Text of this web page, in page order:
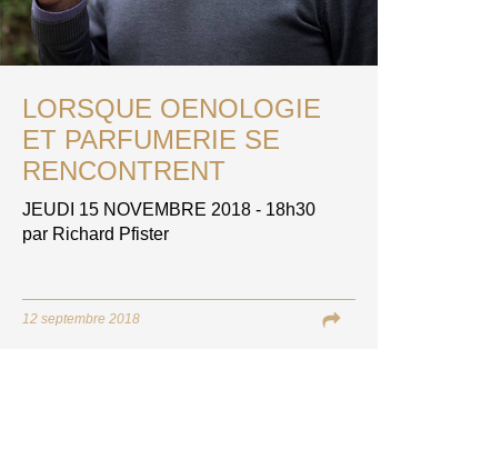
LORSQUE OENOLOGIE
ET PARFUMERIE SE
RENCONTRENT
JEUDI 15 NOVEMBRE 2018 - 18h30
par Richard Pfister
12 septembre 2018